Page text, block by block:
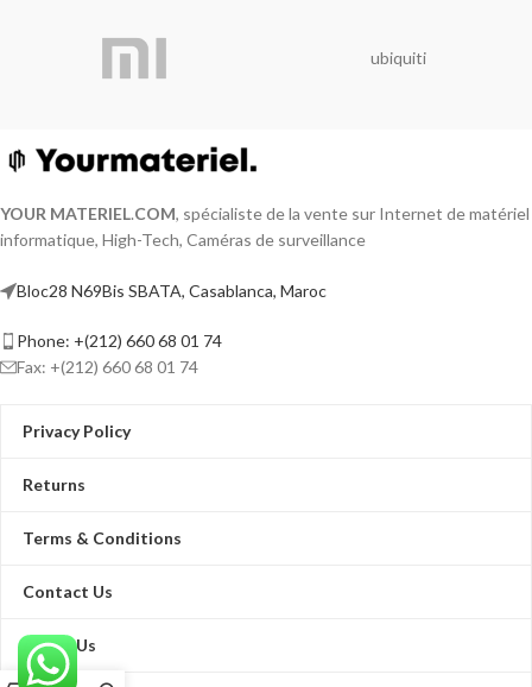
ubiquiti
YOUR MATERIEL.COM, spécialiste de la vente sur Internet de matériel
informatique, High-Tech, Caméras de surveillance
Bloc28 N69Bis SBATA, Casablanca, Maroc
Phone: +(212) 660 68 01 74
Fax: +(212) 660 68 01 74
Privacy Policy
Returns
Terms & Conditions
Contact Us
About Us